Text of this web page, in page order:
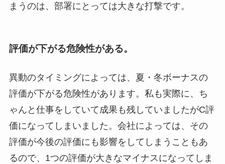
まうのは、部署にとっては大きな打撃です。
評価が下がる危険性がある。
異動のタイミングによっては、夏・冬ボーナスの
評価が下がる危険性があります。私も実際に、ち
ゃんと仕事をしていて成果も残していましたがC評
価になってしまいました。会社によっては、その
評価が今後の評価にも影響をしてしまうこともあ
るので、1つの評価が大きなマイナスになってしま